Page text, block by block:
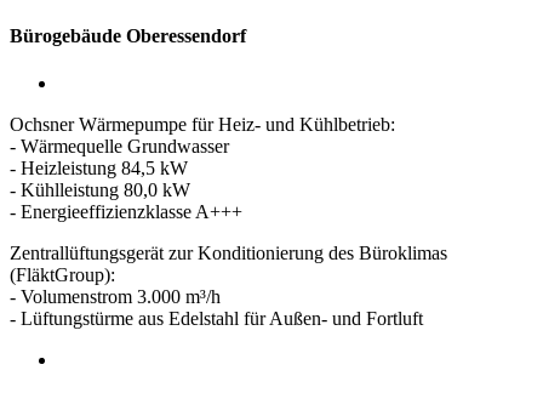
Bürogebäude Oberessendorf
Ochsner Wärmepumpe für Heiz- und Kühlbetrieb:
- Wärmequelle Grundwasser
- Heizleistung 84,5 kW
- Kühlleistung 80,0 kW
- Energieeffizienzklasse A+++
Zentrallüftungsgerät zur Konditionierung des Büroklimas
(FläktGroup):
- Volumenstrom 3.000 m³/h
- Lüftungstürme aus Edelstahl für Außen- und Fortluft